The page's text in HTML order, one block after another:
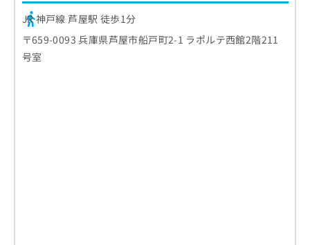
JR 神戸線 芦屋駅 徒歩1分
〒659-0093 兵庫県芦屋市船戸町2-1 ラポルテ西館2階211
号室